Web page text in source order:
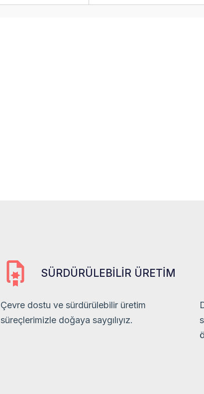
SÜRDÜRÜLEBILIR ÜRETIM
Çevre dostu ve sürdürülebilir üretim
süreçlerimizle doğaya saygılıyız.